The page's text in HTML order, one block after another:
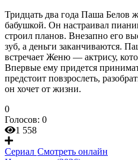
Тридцать два года Паша Белов
бабушкой. Он настраивал
строил планов. Внезапно его
зуб, а деньги заканчиваются.
встречает Женю — актрису,
Впервые ему придется
предстоит повзрослеть,
он хочет от жизни.
0
Голосов: 0
1 558
Сериал Смотреть онлайн